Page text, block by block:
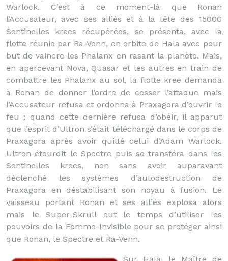
Warlock. C’est à ce moment-là que Ronan
l’Accusateur, avec ses alliés et à la tête des 15000
Sentinelles krees récupérées, se présenta, avec la
flotte réunie par Ra-Venn, en orbite de Hala avec pour
but de vaincre les Phalanx en rasant la planète. Mais,
en apercevant Nova, Quasar et les autres en train de
combattre les Phalanx au sol, la flotte kree demanda
à Ronan de donner l’ordre de cesser l’attaque mais
l’Accusateur refusa et ordonna à Praxagora d’ouvrir le
feu ; quand cette dernière refusa d’obéir, il apparut
que l’esprit d’Ultron s’était téléchargé dans le corps de
Praxagora après avoir quitté celui d’Adam Warlock.
Ultron étourdit le Spectre puis se transféra dans les
Sentinelles krees, non sans avoir auparavant
déclenché les systèmes d’autodestruction de
Praxagora en déstabilisant son noyau à fusion. Le
vaisseau portant Ronan et ses alliés explosa alors
mais le Super-Skrull eut le temps d’utiliser les
pouvoirs de la Femme-Invisible pour se protéger ainsi
que Ronan, le Spectre et Ra-Venn.